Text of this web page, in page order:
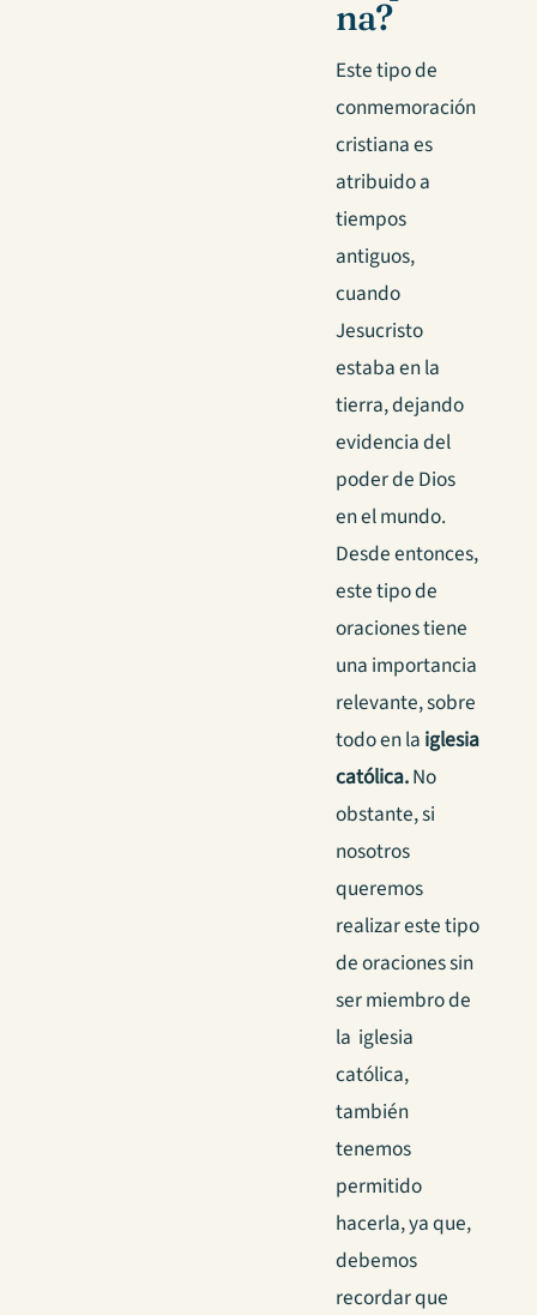
na?
Este tipo de
conmemoración
cristiana es
atribuido a
tiempos
antiguos,
cuando
Jesucristo
estaba en la
tierra, dejando
evidencia del
poder de Dios
en el mundo.
Desde entonces,
este tipo de
oraciones tiene
una importancia
relevante, sobre
todo en la iglesia
católica.No
obstante, si
nosotros
queremos
realizar este tipo
de oraciones sin
ser miembro de
la iglesia
católica,
también
tenemos
permitido
hacerla, ya que,
debemos
recordar que